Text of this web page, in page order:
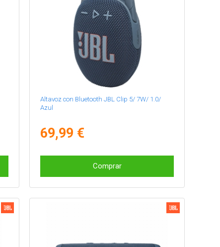
Altavoz con Bluetooth JBL Clip 5/ 7W/ 1.0/
Azul
69,99 €
Comprar